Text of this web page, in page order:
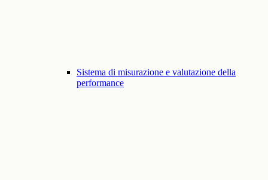
Sistema di misurazione e valutazione della
performance